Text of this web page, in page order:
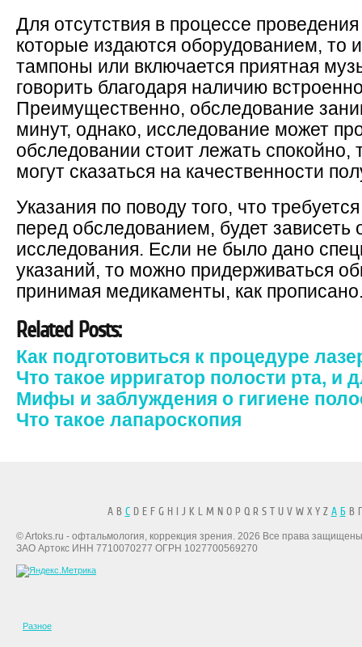
Для отсутствия в процессе
которые издаются оборудованием, то
тампоны или включается приятная
говорить благодаря наличию
Преимущественно, обследование
минут, однако, исследование может
обследовании стоит лежать спокойно,
могут сказаться на качественности
Указания по поводу того, что
перед обследованием, будет зависеть
исследования. Если не было дано
указаний, то можно придерживаться
принимая медикаменты, как
Related Posts:
Как подготовиться к процедуре
Что такое ирригатор полости рта, и
Мифы и заблуждения о гигиене
Что такое лапароскопия
A B CD E F G H I J K L M N O P Q R S T U V W X Y Z А БВ
© Artoks.ru - офтальмология, коррекция зрения. 2026 Все права
ЗАО Артокс ИНН 7710070277 ОГРН 1027700569270
Разное